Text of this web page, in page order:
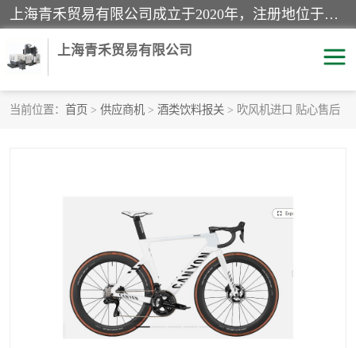
上海青禾贸易有限公司成立于2020年，注册地位于上海市宝山区。经营范围包括：机械设备、五金制品、劳防用品、电子产品、塑胶制品、家具、模具、纺织品、仪器仪表、建筑材料、装饰材料、化工产品、金属制品、机车配件等货物进出口报关、清关服务。
上海青禾贸易有限公司
当前位置： 首页 > 供应商机 > 酒类饮料报关 > 吹风机进口 贴心售后
进口杂货清关
家用电器报关 机床进口清关
国际灯具清关